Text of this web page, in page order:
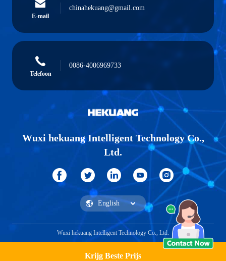
Krijg Beste Prijs
E-mail
chinahekuang@gmail.com
Telefoon
0086-4006969733
Wuxi hekuang Intelligent Technology Co.,
Ltd.
Wuxi hekuang Intelligent Technology Co., Ltd.
Vraag een offerte aan